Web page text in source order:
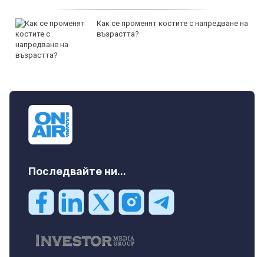
Как се променят костите с напредване на
възрастта?
Последвайте ни...